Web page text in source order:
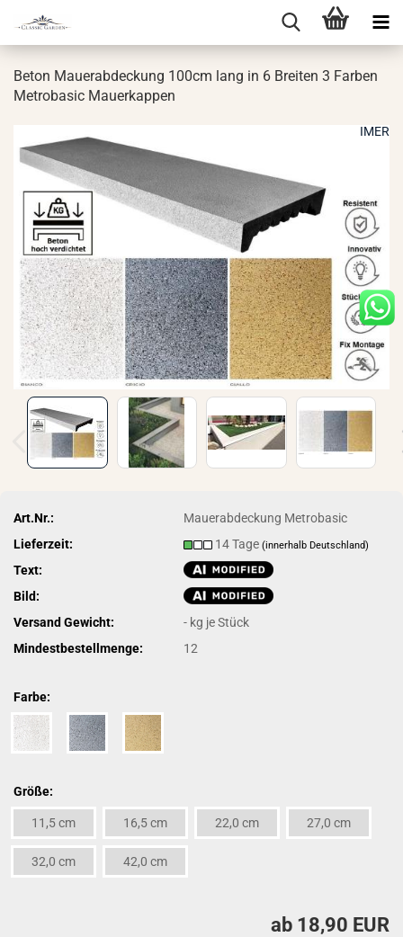
Beton Mau­er­ab­de­ckung 100cm lang in 6 Brei­ten 3 Far­ben
Me­tro­ba­sic Mau­er­kap­pen
IMER
Art.Nr.:
Mauerabdeckung Metrobasic
Lieferzeit:
14 Tage(innerhalb Deutschland)
Text:
Bild:
Versand Gewicht:
- kg je Stück
Mindestbestellmenge:
12
Farbe:
Größe:
11,5 cm 16,5 cm 22,0 cm 27,0 cm
32,0 cm 42,0 cm
ab 18,90 EUR